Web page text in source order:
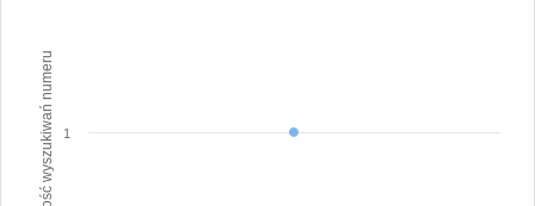
Ilość wyszukiwań numeru 1